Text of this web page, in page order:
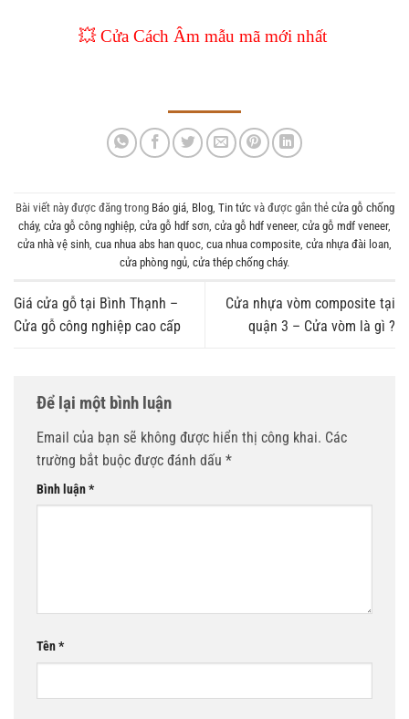
💥Cửa Cách Âm mẫu mã mới nhất
Bài viết này được đăng trong Báo giá, Blog, Tin tứcvà được gắn thẻ cửa gỗ chống
cháy, cửa gỗ công nghiệp cửa gỗ hdf sơn cửa gỗ hdf veneer, cửa gỗ mdf veneer,
cửa nhà vệ sinh cua nhua abs han quoc cua nhua composite cửa nhựa đài loan
cửa phòng ngủ cửa thép chống cháy.
Giá cửa gỗ tại Bình Thạnh –
Cửa gỗ công nghiệp cao cấp
Cửa nhựa vòm composite tại
quận 3 – Cửa vòm là gì ?
Để lại một bình luận
Email của bạn sẽ không được hiển thị công khai. Các
trường bắt buộc được đánh dấu *
Bình luận*
Tên*